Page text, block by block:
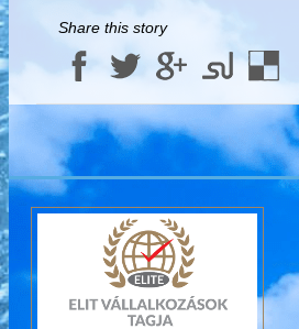
Share this story